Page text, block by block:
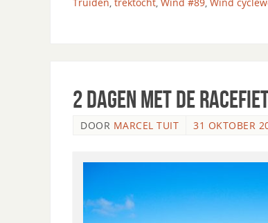
Truiden, trektocht, Wind #89, Wind
2 dagen met de
DOOR MARCEL TUIT 31 OKTOBER